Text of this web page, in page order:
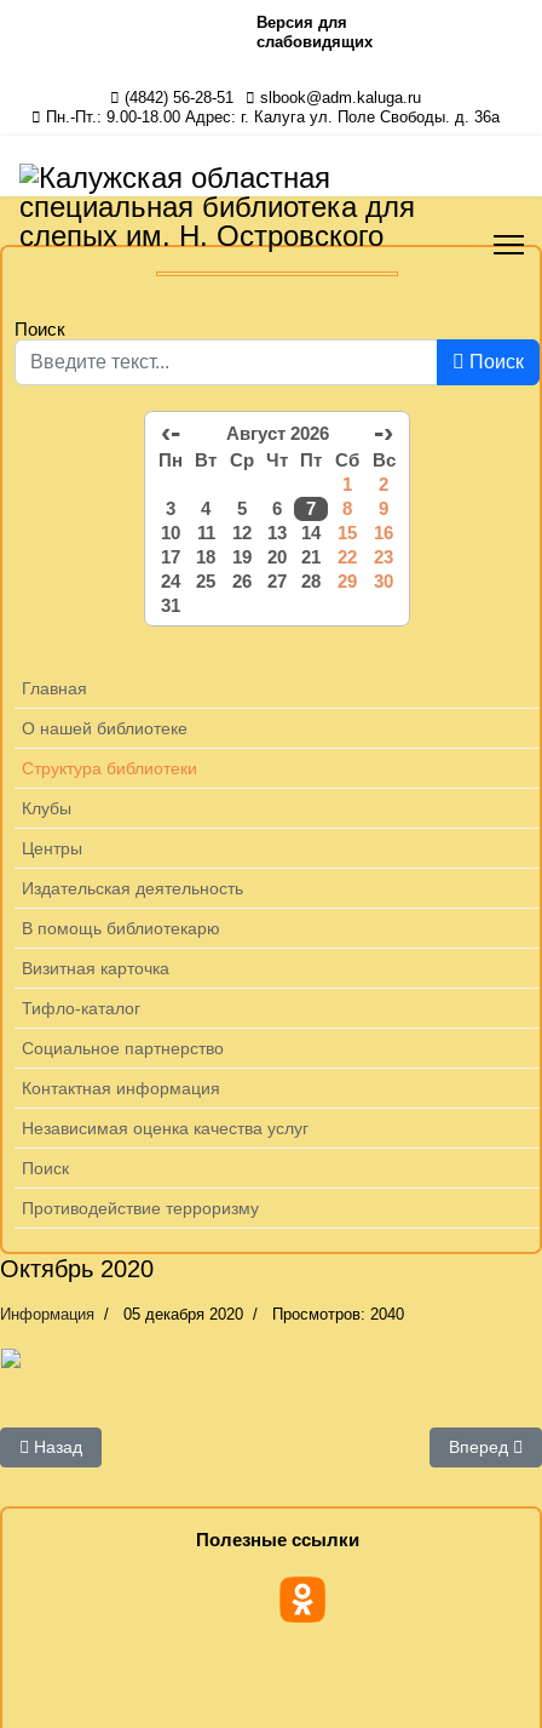
Версия для
слабовидящих
(4842) 56-28-51
slbook@adm.kaluga.ru
Пн.-Пт.: 9.00-18.00 Адрес: г. Калуга ул. Поле Свободы. д. 36а
Поиск
Поиск
‹- Август 2026 -›
Пн Вт Ср Чт Пт Сб
Вс
1
2
3
4 5 6 7 8
9
10
11 12 13 14 15
16
17
18 19 20 21 22
23
24
25 26 27 28 29
30
31
Главная
О нашей библиотеке
Структура библиотеки
Клубы
Центры
Издательская деятельность
В помощь библиотекарю
Визитная карточка
Тифло-каталог
Социальное партнерство
Контактная информация
Независимая оценка качества услуг
Поиск
Противодействие терроризму
Октябрь 2020
Информация 05 декабря 2020 Просмотров: 2040
Предыдущий: Ноябрь 2020
Назад Вперед
Полезные ссылки